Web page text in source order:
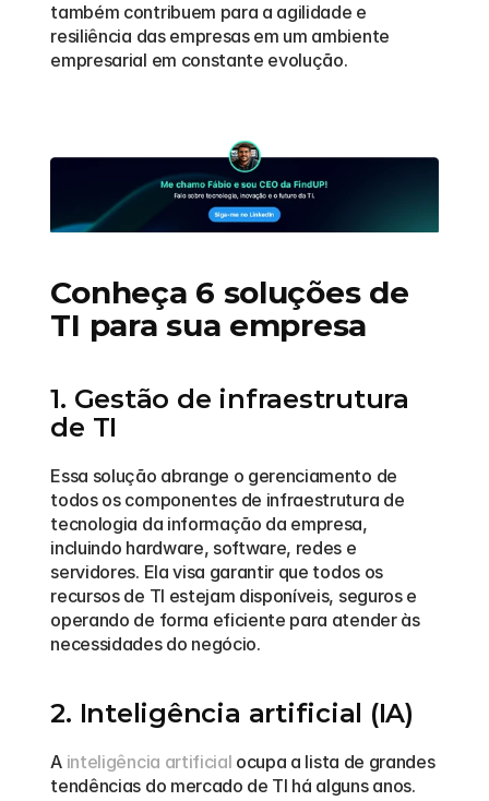
também contribuem para a agilidade e
resiliência das empresas em um ambiente
empresarial em constante evolução.
Conheça 6 soluções de
TI para sua empresa
1. Gestão de infraestrutura
de TI
Essa solução abrange o gerenciamento de
todos os componentes de infraestrutura de
tecnologia da informação da empresa,
incluindo hardware, software, redes e
servidores. Ela visa garantir que todos os
recursos de TI estejam disponíveis, seguros e
operando de forma eficiente para atender às
necessidades do negócio.
2. Inteligência artificial (IA)
A inteligência artificial ocupa a lista de grandes
tendências do mercado de TI há alguns anos.